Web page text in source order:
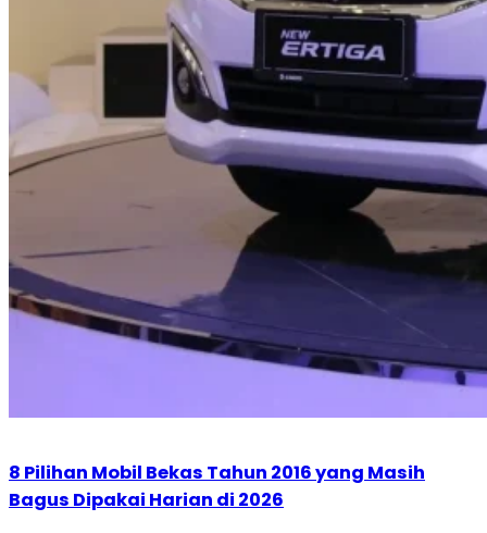
8 Pilihan Mobil Bekas Tahun 2016 yang Masih
Bagus Dipakai Harian di 2026